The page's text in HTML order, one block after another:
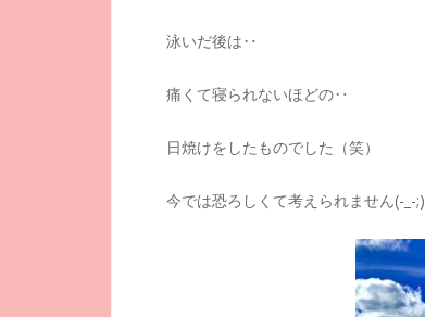
泳いだ後は‥
痛くて寝られないほどの‥
日焼けをしたものでした（笑）
今では恐ろしくて考えられません(-_-;)